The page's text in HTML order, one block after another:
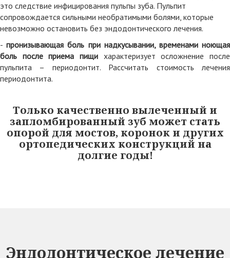
это следствие инфицирования пульпы зуба. Пульпит
сопровождается сильными необратимыми болями, которые
невозможно остановить без эндодонтического лечения.
-пронизывающая боль при надкусывании, временами ноющая
боль после приема пищи характеризует осложнение после
пульпита – периодонтит. Рассчитать стоимость лечения
периодонтита.
Только качественно вылеченный и
запломбированный зуб может стать
опорой для мостов, коронок и других
ортопедических конструкций на
долгие годы!
Эндодонтическое лечение